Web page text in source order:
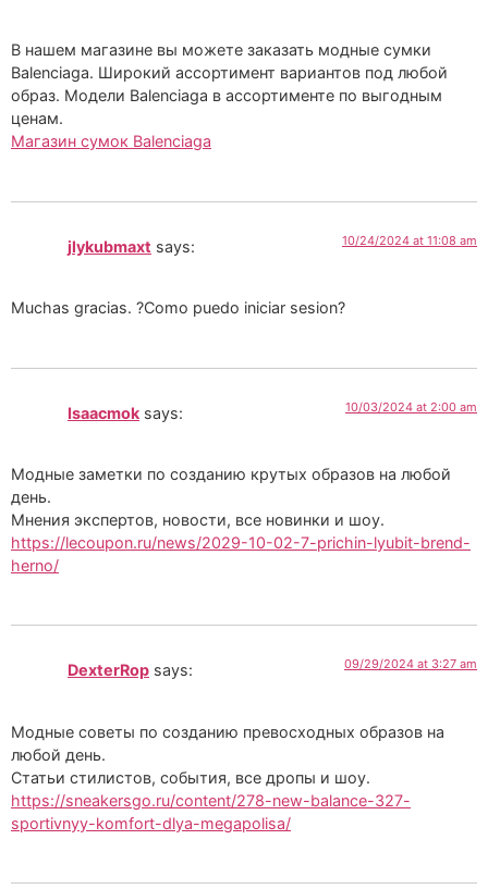
В нашем магазине вы можете заказать модные сумки
Balenciaga. Широкий ассортимент вариантов под любой
образ. Модели Balenciaga в ассортименте по выгодным
ценам.
Магазин сумок Balenciaga
jlykubmaxt says: 10/24/2024 at 11:08 am
Muchas gracias. ?Como puedo iniciar sesion?
Isaacmok says: 10/03/2024 at 2:00 am
Модные заметки по созданию крутых образов на любой
день.
Мнения экспертов, новости, все новинки и шоу.
https://lecoupon.ru/news/2029-10-02-7-prichin-lyubit-brend-
herno/
DexterRop says: 09/29/2024 at 3:27 am
Модные советы по созданию превосходных образов на
любой день.
Статьи стилистов, события, все дропы и шоу.
https://sneakersgo.ru/content/278-new-balance-327-
sportivnyy-komfort-dlya-megapolisa/